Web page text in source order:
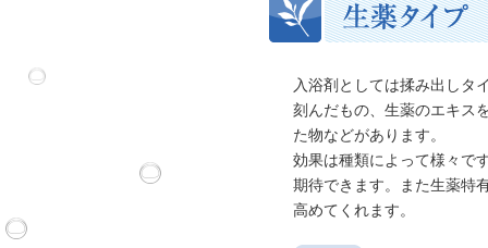
入浴剤としては揉み出しタ
刻んだもの、生薬のエキス
た物などがあります。
効果は種類によって様々で
期待できます。また生薬特
高めてくれます。